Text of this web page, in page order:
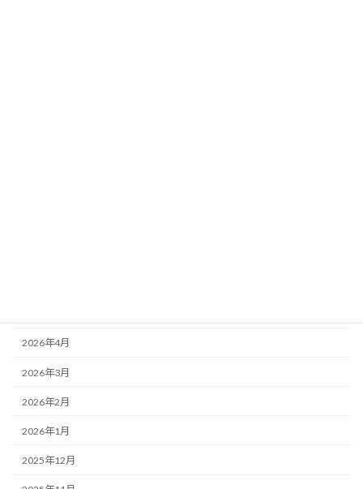
2026年4月
2026年3月
2026年2月
2026年1月
2025年12月